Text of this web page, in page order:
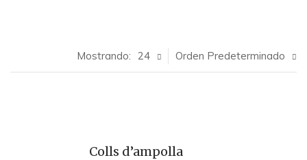
Orden Predeterminado
Mostrando: 24
Colls d’ampolla